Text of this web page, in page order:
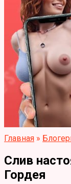
Главная »
Слив
Гордея